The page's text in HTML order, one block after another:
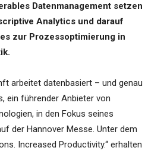
Datenmanagement setzen
Analytics und darauf
zur Prozessoptimierung in
arbeitet datenbasiert – und genau
ein führender Anbieter von
in den Fokus seines
der Hannover Messe. Unter dem
Increased Productivity.“ erhalten